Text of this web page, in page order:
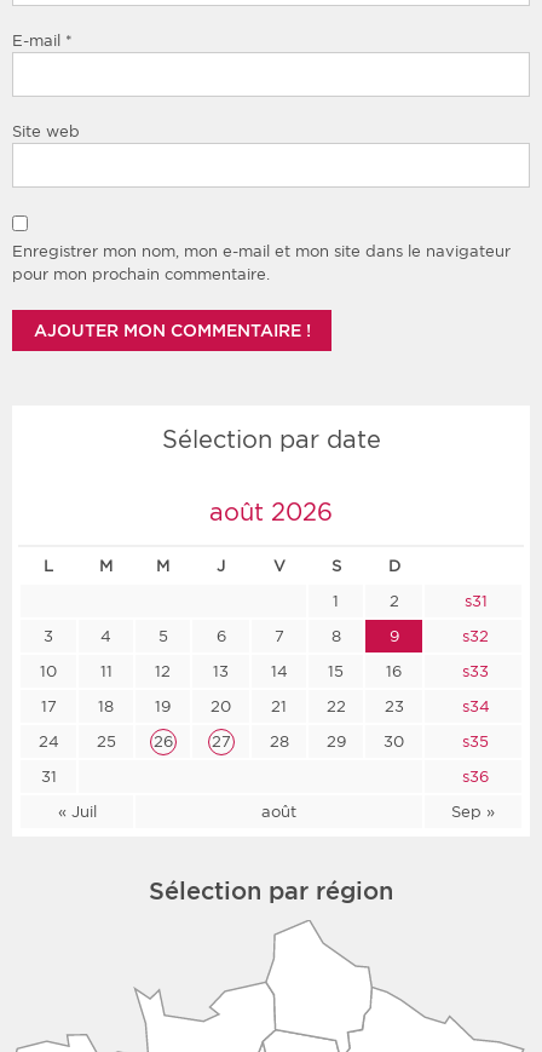
E-mail *
Site web
Enregistrer mon nom, mon e-mail et mon site dans le navigateur
pour mon prochain commentaire.
Sélection par date
août 2026
L M M J V S D
« Juil août Sep »
1 2
s31
3
4 5 6 7 8 9
s32
10
11 12 13 14 15 16
s33
17
18 19 20 21 22 23
s34
24
25 26 27 28 29 30
s35
31
s36
Sélection par région